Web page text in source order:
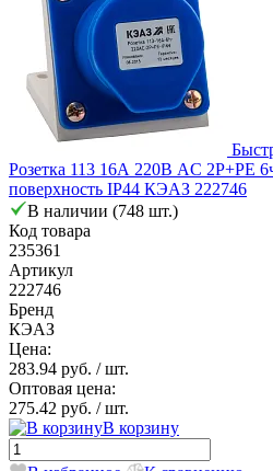
Розетка 113 16А 220В AC 2P+PE
поверхность IP44 КЭАЗ 222746
В наличии (748 шт.)
Код товара
235361
Артикул
222746
Бренд
КЭАЗ
Цена:
283.94 руб. / шт.
Оптовая цена:
275.42 руб. / шт.
В корзину